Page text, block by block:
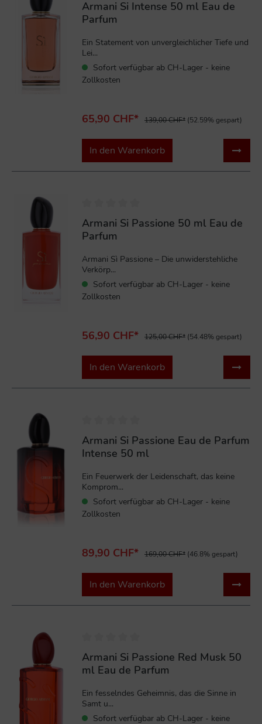
Armani Si Intense 50 ml Eau de
Parfum
Ein Statement von unvergleichlicher Tiefe und
Lei...
Sofort verfügbar ab CH-Lager - keine
Zollkosten
65,90 CHF* 139,00 CHF* (52.59% gespart)
In den Warenkorb
Armani Si Passione 50 ml Eau de
Parfum
Armani Sì Passione – Die unwiderstehliche
Verkörp...
Sofort verfügbar ab CH-Lager - keine
Zollkosten
56,90 CHF* 125,00 CHF* (54.48% gespart)
In den Warenkorb
Armani Si Passione Eau de Parfum
Intense 50 ml
Ein Feuerwerk der Leidenschaft, das keine
Komprom...
Sofort verfügbar ab CH-Lager - keine
Zollkosten
89,90 CHF* 169,00 CHF* (46.8% gespart)
In den Warenkorb
Armani Si Passione Red Musk 50
ml Eau de Parfum
Ein fesselndes Geheimnis, das die Sinne in
Samt u...
Sofort verfügbar ab CH-Lager - keine